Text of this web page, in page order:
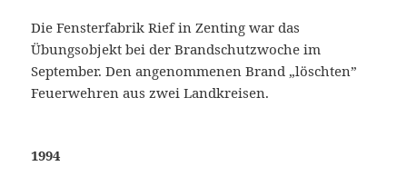
Die Fensterfabrik Rief in Zenting war das
Übungsobjekt bei der Brandschutzwoche im
September. Den angenommenen Brand „löschten”
Feuerwehren aus zwei Landkreisen.
1994